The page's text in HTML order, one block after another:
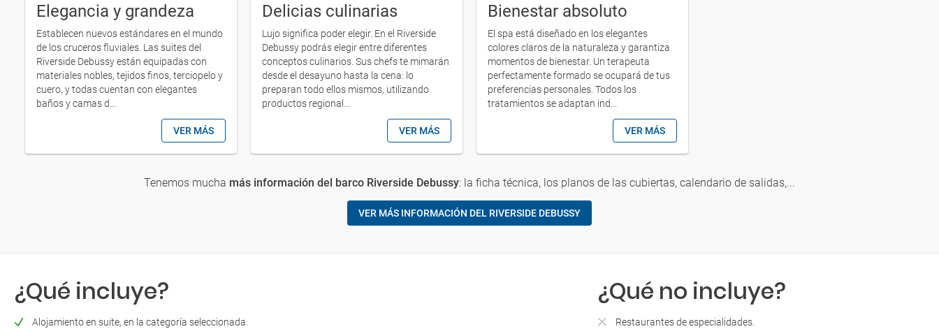
Elegancia y grandeza
Establecen nuevos estándares en el mundo
de los cruceros fluviales. Las suites del
Riverside Debussy están equipadas con
materiales nobles, tejidos finos, terciopelo y
cuero, y todas cuentan con elegantes
baños y camas d...
VER MÁS
Delicias culinarias
Lujo significa poder elegir. En el Riverside
Debussy podrás elegir entre diferentes
conceptos culinarios. Sus chefs te mimarán
desde el desayuno hasta la cena: lo
preparan todo ellos mismos, utilizando
productos regional...
VER MÁS
Bienestar absoluto
El spa está diseñado en los elegantes
colores claros de la naturaleza y garantiza
momentos de bienestar. Un terapeuta
perfectamente formado se ocupará de tus
preferencias personales. Todos los
tratamientos se adaptan ind...
VER MÁS
Tenemos mucha más información del barco Riverside Debussy: la ficha técnica, los planos de las cubiertas, calendario de salidas,...
VER MÁS INFORMACIÓN DEL RIVERSIDE DEBUSSY
¿Qué incluye?
Alojamiento en suite, en la categoría seleccionada.
¿Qué no incluye?
Restaurantes de especialidades.